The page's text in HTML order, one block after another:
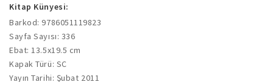
Kitap Künyesi:
Barkod: 9786051119823
Sayfa Sayısı: 336
Ebat: 13.5x19.5 cm
Kapak Türü: SC
Yayın Tarihi: Şubat 2011